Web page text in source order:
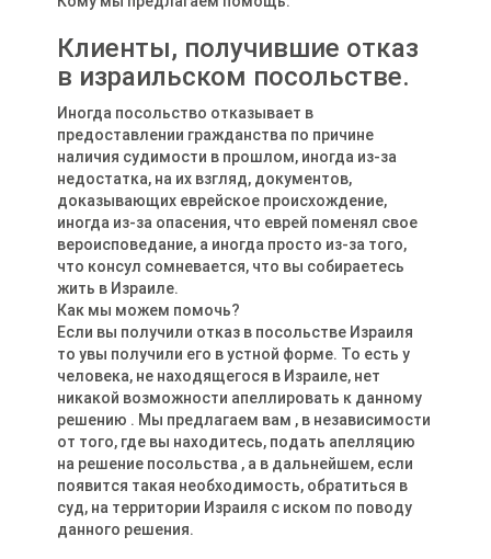
Клиенты, получившие отказ
в израильском посольстве.
Иногда посольство отказывает в
предоставлении гражданства по причине
наличия судимости в прошлом, иногда из-за
недостатка, на их взгляд, документов,
доказывающих еврейское происхождение,
иногда из-за опасения, что еврей поменял свое
вероисповедание, а иногда просто из-за того,
что консул сомневается, что вы собираетесь
жить в Израиле.
Как мы можем помочь?
Если вы получили отказ в посольстве Израиля
то увы получили его в устной форме. То есть у
человека, не находящегося в Израиле, нет
никакой возможности апеллировать к данному
решению . Мы предлагаем вам , в независимости
от того, где вы находитесь, подать апелляцию
на решение посольства , а в дальнейшем, если
появится такая необходимость, обратиться в
суд, на территории Израиля с иском по поводу
данного решения.